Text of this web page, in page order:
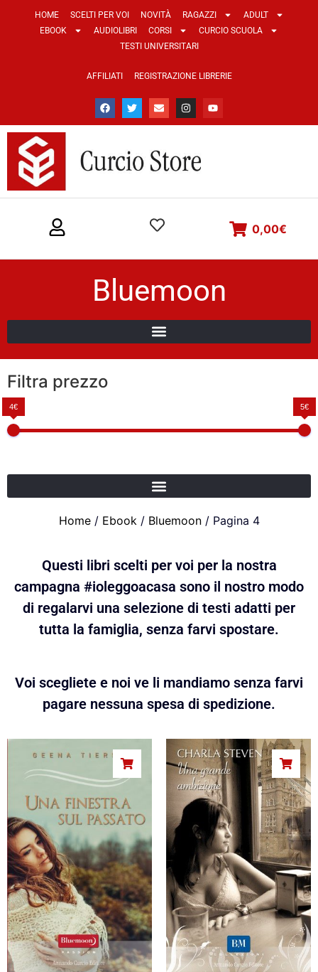
HOME SCELTI PER VOI NOVITÀ RAGAZZI
ADULT
EBOOK
AUDIOLIBRI CORSI
CURCIO SCUOLA
TESTI UNIVERSITARI
AFFILIATI REGISTRAZIONE LIBRERIE
0,00€
Bluemoon
Filtra prezzo
4€ 5€
Home/ Ebook/ Bluemoon/ Pagina 4
Questi libri scelti per voi per la nostra
campagna #ioleggoacasa sono il nostro modo
di regalarvi una selezione di testi adatti per
tutta la famiglia, senza farvi spostare.
Voi scegliete e noi ve li mandiamo senza farvi
pagare nessuna spesa di spedizione.